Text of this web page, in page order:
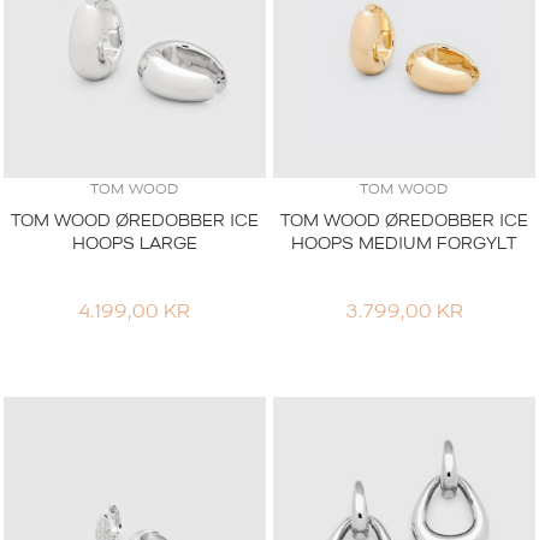
TOM WOOD
TOM WOOD ØREDOBBER ICE
HOOPS LARGE
4.199,00 KR
TOM WOOD
TOM WOOD ØREDOBBER ICE
HOOPS MEDIUM FORGYLT
3.799,00 KR